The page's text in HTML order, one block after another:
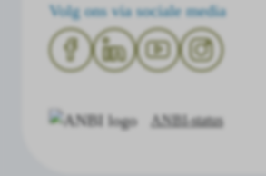
Volg ons via sociale media
ANBI-status